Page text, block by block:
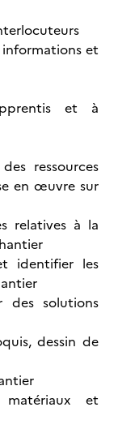
et
et à
ressources
en œuvre sur
relatives à la
identifier les
des solutions
dessin de
et